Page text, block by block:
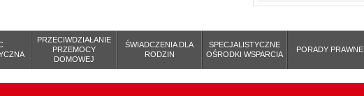
PRZECIWDZIAŁANIE
PRZEMOCY
DOMOWEJ
ŚWIADCZENIA DLA
RODZIN
SPECJALISTYCZNE
OŚRODKI WSPARCIA
PORADY PRAWNE